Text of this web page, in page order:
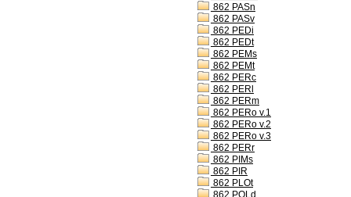
862 PASn
862 PASv
862 PEDi
862 PEDt
862 PEMs
862 PEMt
862 PERc
862 PERl
862 PERm
862 PERo v.1
862 PERo v.2
862 PERo v.3
862 PERr
862 PIMs
862 PIR
862 PLOt
862 POLd